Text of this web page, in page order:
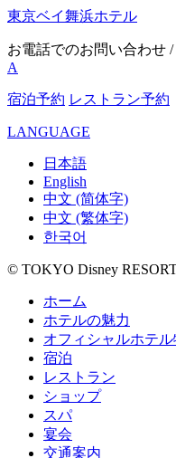
東京ベイ舞浜ホテル
お電話でのお問い合わせ /
A
宿泊予約 レストラン予約
LANGUAGE
日本語
English
中文 (简体字)
中文 (繁体字)
한국어
© TOKYO Disney
ホーム
ホテルの魅力
オフィシャルホテ
宿泊
レストラン
ショップ
スパ
宴会
交通案内